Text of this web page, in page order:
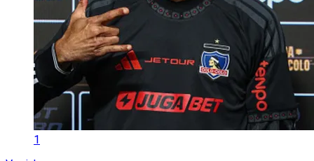
1